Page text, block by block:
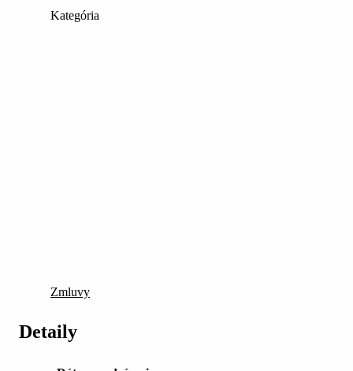
Kategória
Zmluvy
Detaily